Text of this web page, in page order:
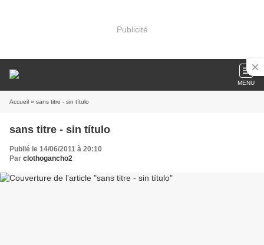
Publicité
MENU
Accueil » sans titre - sin título
sans titre - sin título
Publié le 14/06/2011 à 20:10
Par clothogancho2